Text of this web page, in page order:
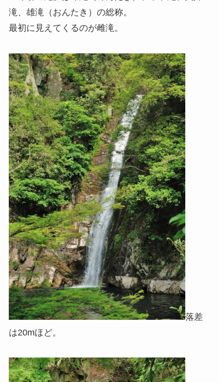
滝、雄滝（おんたき）の総称。
最初に見えてくるのが雌滝。
落差
は20mほど。